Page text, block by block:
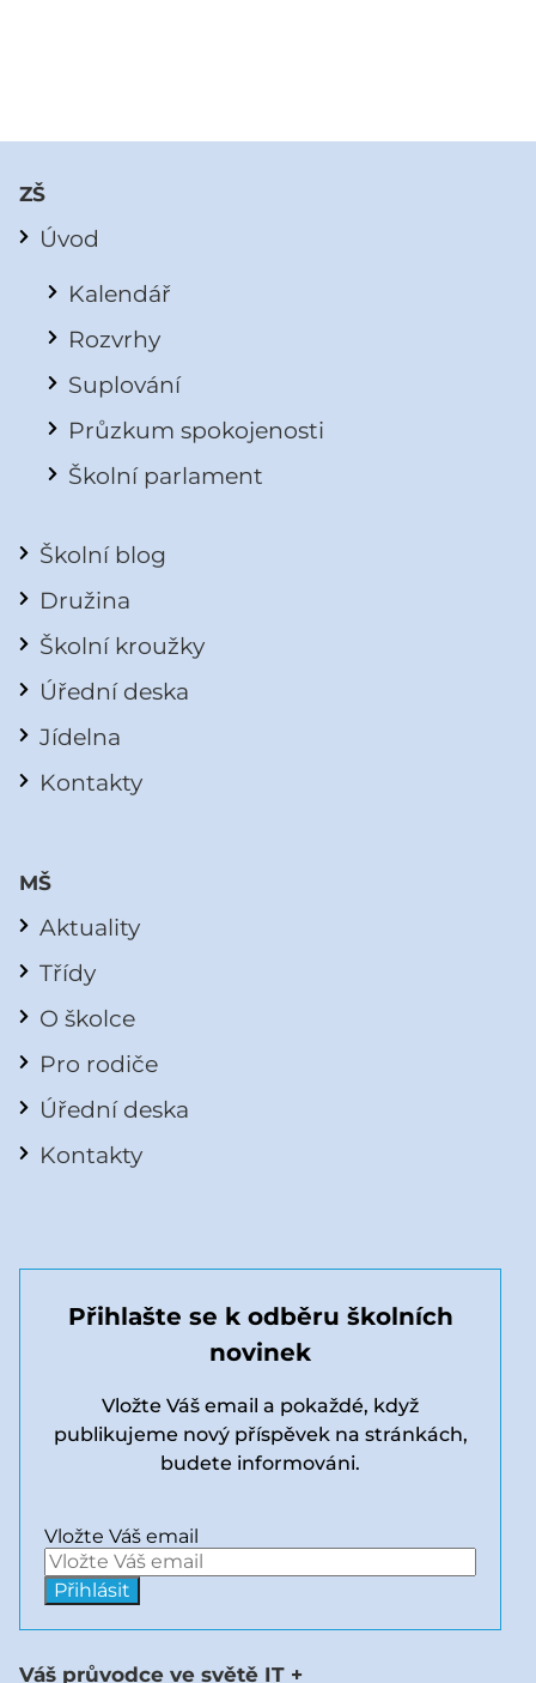
ZŠ
Úvod
Kalendář
Rozvrhy
Suplování
Průzkum spokojenosti
Školní parlament
Školní blog
Družina
Školní kroužky
Úřední deska
Jídelna
Kontakty
MŠ
Aktuality
Třídy
O školce
Pro rodiče
Úřední deska
Kontakty
Přihlašte se k odběru školních
novinek
Vložte Váš email a pokaždé, když
publikujeme nový příspěvek na stránkách,
budete informováni.
Vložte Váš email
Váš průvodce ve světě IT +